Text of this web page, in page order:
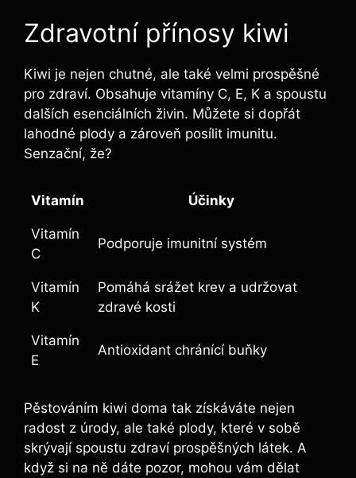
Zdravotní přínosy kiwi
Kiwi je nejen chutné, ale také velmi prospěšné
pro zdraví. Obsahuje vitamíny C, E, K a spoustu
dalších esenciálních živin. Můžete si dopřát
lahodné plody a zároveň posílit imunitu.
Senzační, že?
Vitamín Účinky
Vitamín
C
Podporuje imunitní systém
Vitamín
K
Pomáhá srážet krev a udržovat
zdravé kosti
Vitamín
E
Antioxidant chránící buňky
Pěstováním kiwi doma tak získáváte nejen
radost z úrody, ale také plody, které v sobě
skrývají spoustu zdraví prospěšných látek. A
když si na ně dáte pozor, mohou vám dělat